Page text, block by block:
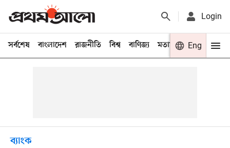
Login
সর্বশেষ বাংলাদেশ রাজনীতি বিশ্ব বাণিজ্য মতামত খেলা
Eng
ব্যাংক